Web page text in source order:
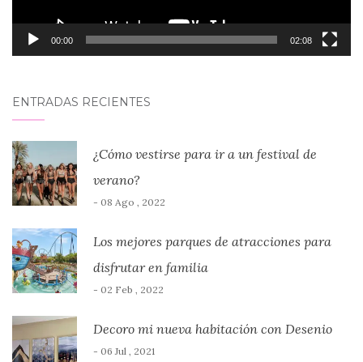
00:00 02:08
ENTRADAS RECIENTES
¿Cómo vestirse para ir a un festival de
verano?
- 08 Ago , 2022
Los mejores parques de atracciones para
disfrutar en familia
- 02 Feb , 2022
Decoro mi nueva habitación con Desenio
- 06 Jul , 2021